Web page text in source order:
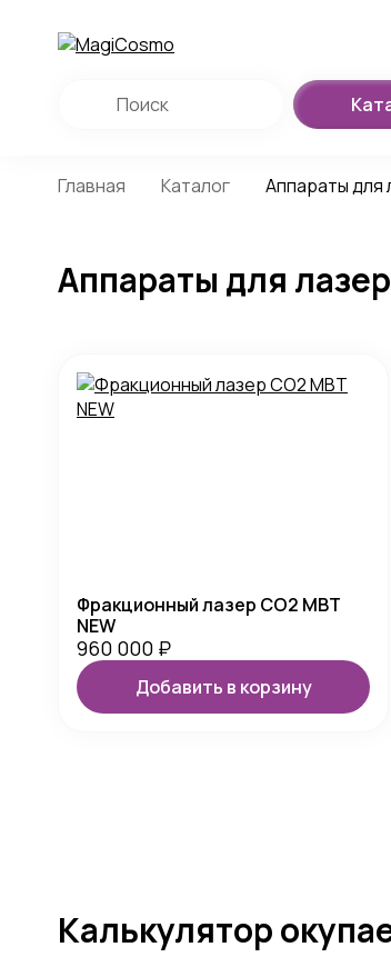
Главная Каталог Аппараты для
Аппараты для
Фракционный лазер CO2 MBT
NEW
960 000 ₽
Добавить в корзину
Калькулятор